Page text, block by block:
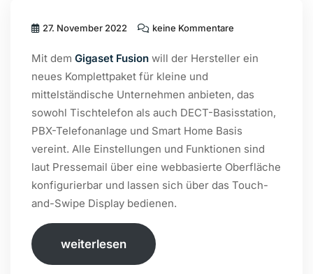
27. November 2022 keine Kommentare
Mit dem Gigaset Fusion will der Hersteller ein
neues Komplettpaket für kleine und
mittelständische Unternehmen anbieten, das
sowohl Tischtelefon als auch DECT-Basisstation,
PBX-Telefonanlage und Smart Home Basis
vereint. Alle Einstellungen und Funktionen sind
laut Pressemail über eine webbasierte Oberfläche
konfigurierbar und lassen sich über das Touch-
and-Swipe Display bedienen.
weiterlesen